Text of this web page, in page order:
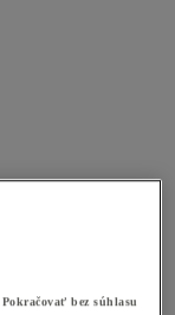
Pokračovať bez súhlasu